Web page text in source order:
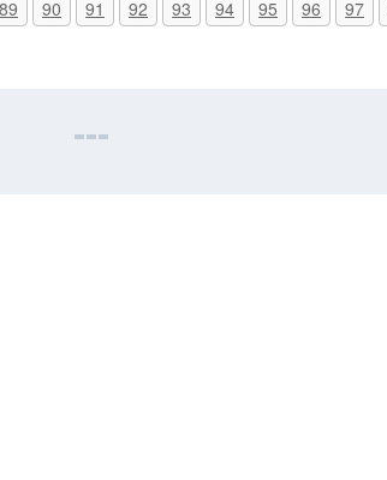
89 90 91 92 93 94 95 96 97